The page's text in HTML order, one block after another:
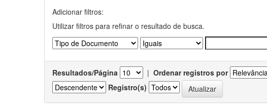
Adicionar filtros:
Utilizar filtros para refinar o resultado de busca.
Resultados/Página | Ordenar registros por
Registro(s)